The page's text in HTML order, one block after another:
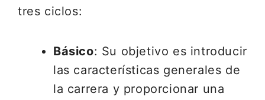
tres ciclos:
Básico: Su objetivo es introducir
las características generales de
la carrera y proporcionar una